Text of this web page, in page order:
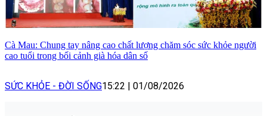
Cà Mau: Chung tay nâng cao chất lượng chăm sóc sức khỏe người
cao tuổi trong bối cảnh già hóa dân số
SỨC KHỎE - ĐỜI SỐNG15:22 01/08/2026